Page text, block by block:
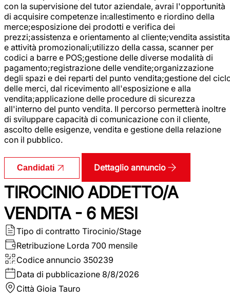
con la supervisione del tutor aziendale, avrai l'opportunità
di acquisire competenze in:allestimento e riordino della
merce;esposizione dei prodotti e verifica dei
prezzi;assistenza e orientamento al cliente;vendita assistita
e attività promozionali;utilizzo della cassa, scanner per
codici a barre e POS;gestione delle diverse modalità di
pagamento;registrazione delle vendite;organizzazione
degli spazi e dei reparti del punto vendita;gestione del
delle merci, dal ricevimento all'esposizione e alla
vendita;applicazione delle procedure di sicurezza
all'interno del punto vendita. Il percorso permetterà inoltre
di sviluppare capacità di comunicazione con il cliente,
ascolto delle esigenze, vendita e gestione della relazione
con il pubblico.
Candidati Dettaglio annuncio
TIROCINIO ADDETTO/A
VENDITA - 6 MESI
Tipo di contratto Tirocinio/Stage
Retribuzione Lorda 700 mensile
Codice annuncio 350239
Data di pubblicazione 8/8/2026
Città Gioia Tauro